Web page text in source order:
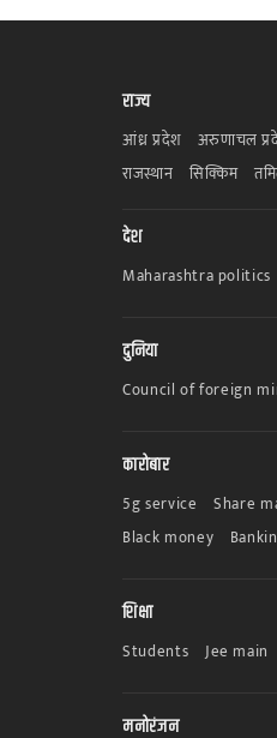
राज्य
आंध्र प्रदेश अरुणाचल
राजस्थान
सिक्किम
देश
Maharashtra politics
दुनिया
Council of foreign
कारोबार
5g service Share
Black money
शिक्षा
Students Jee main
मनोरंजन